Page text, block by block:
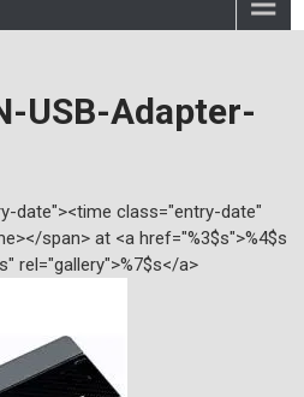
USB-Adapter-
date"><time class="entry-date"
span> at <a href="%3$s">%4$s
rel="gallery">%7$s</a>